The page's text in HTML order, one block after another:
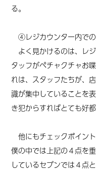
る。
④レジカウンター内での
よく見かけるのは、レ
タッフがペチャクチャお
れは、スタッフたちが、
識が集中していることを
き犯からすればとても好
他にもチェックポイン
僕の中では上記の４点を
しているセブンでは４点